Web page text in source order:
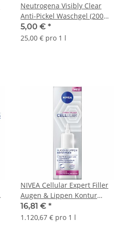
Neutrogena Visibly Clear
Anti-Pickel Waschgel (200ml
Flasche)
5,00 € *
25,00 € pro 1 l
NIVEA Cellular Expert Filler
Augen & Lippen Kontur
Pflege (15ml Tube)
16,81 € *
1.120,67 € pro 1 l